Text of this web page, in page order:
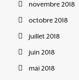
novembre 2018
octobre 2018
juillet 2018
juin 2018
mai 2018